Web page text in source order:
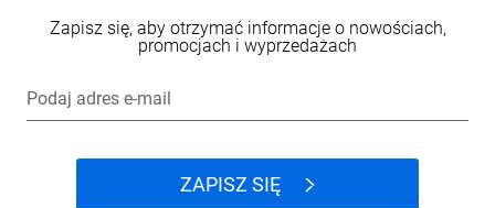
Zapisz się, aby otrzymać informacje o nowościach,
promocjach i wyprzedażach
Podaj adres e-mail
ZAPISZ SIĘ